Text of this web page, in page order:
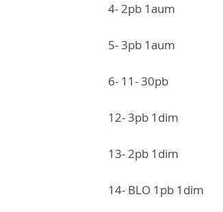
4- 2pb 1aum
5- 3pb 1aum
6- 11- 30pb
12- 3pb 1dim
13- 2pb 1dim
14- BLO 1pb 1dim